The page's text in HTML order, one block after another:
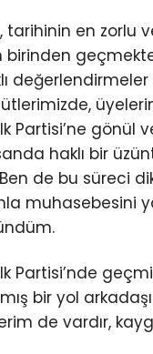
en zorlu
değerlendirmeler
Partisi’ne gönül
haklı bir
de bu süreci
muhasebesini
Partisi’nde
bir yol
de vardır,